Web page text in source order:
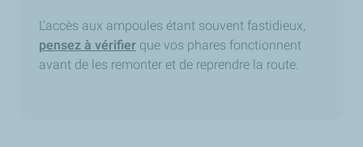
L’accès aux ampoules étant souvent fastidieux,
pensez à vérifier que vos phares fonctionnent
avant de les remonter et de reprendre la route.